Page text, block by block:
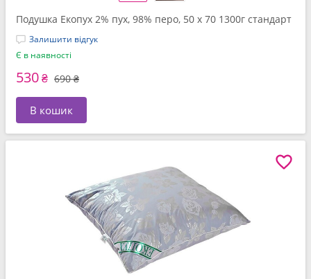
Подушка Екопух 2% пух, 98% перо, 50 x 70 1300г стандарт
Залишити відгук
Є в наявності
530₴ 690 ₴
В кошик